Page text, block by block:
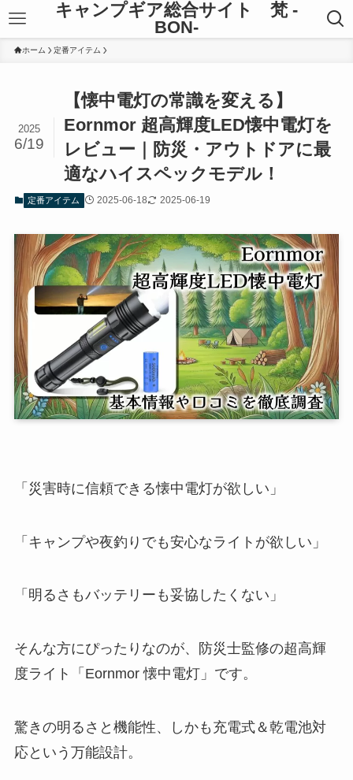
キャンプギア総合サイト 梵 -
BON-
ホーム 定番アイテム
【懐中電灯の常識を変える】
Eornmor 超高輝度LED懐中電灯を
レビュー｜防災・アウトドアに最
適なハイスペックモデル！
2025
6/19
定番アイテム 2025-06-18 2025-06-19
「災害時に信頼できる懐中電灯が欲しい」
「キャンプや夜釣りでも安心なライトが欲しい」
「明るさもバッテリーも妥協したくない」
そんな方にぴったりなのが、防災士監修の超高輝
度ライト「Eornmor 懐中電灯」です。
驚きの明るさと機能性、しかも充電式＆乾電池対
応という万能設計。